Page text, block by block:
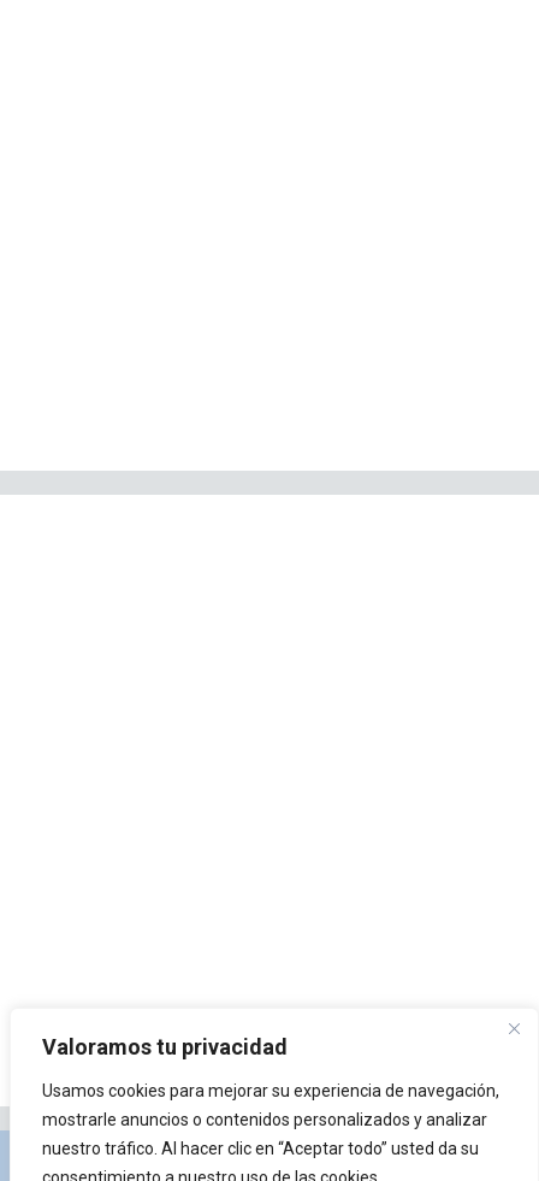
Valoramos tu privacidad
Usamos cookies para mejorar su experiencia de navegación,
mostrarle anuncios o contenidos personalizados y analizar
nuestro tráfico. Al hacer clic en “Aceptar todo” usted da su
Privacidad y Política de Cookies Portal de